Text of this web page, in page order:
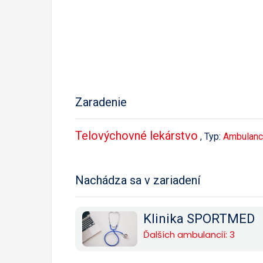
Zaradenie
Telovýchovné lekárstvo , Typ:
Nachádza sa v zariadení
Klinika SPORTMED
Ďalších ambulancií: 3